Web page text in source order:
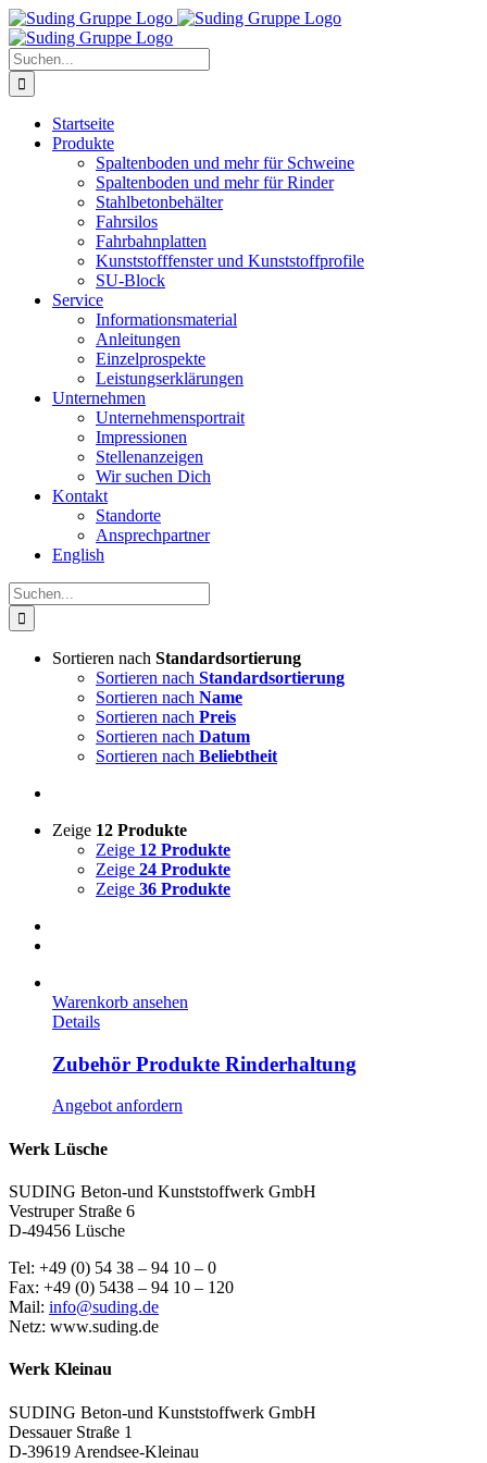
Zum
Inhalt
springen
Suche
nach:
Startseite
Produkte
Spaltenboden und mehr für Schweine
Spaltenboden und mehr für Rinder
Stahlbetonbehälter
Fahrsilos
Fahrbahnplatten
Kunststofffenster und Kunststoffprofile
SU-Block
Service
Informationsmaterial
Anleitungen
Einzelprospekte
Leistungserklärungen
Unternehmen
Unternehmensportrait
Impressionen
Stellenanzeigen
Wir suchen Dich
Kontakt
Standorte
Ansprechpartner
English
Suche
nach:
Sortieren nach Standardsortierung
Sortieren nach Standardsortierung
Sortieren nach Name
Sortieren nach Preis
Sortieren nach Datum
Sortieren nach Beliebtheit
Zeige 12 Produkte
Zeige 12 Produkte
Zeige 24 Produkte
Zeige 36 Produkte
Warenkorb ansehen
Details
Zubehör Produkte Rinderhaltung
Angebot anfordern
Werk Lüsche
SUDING Beton-und Kunststoffwerk GmbH
Vestruper Straße 6
D-49456 Lüsche
Tel: +49 (0) 54 38 – 94 10 – 0
Fax: +49 (0) 5438 – 94 10 – 120
Mail: info@suding.de
Netz: www.suding.de
Werk Kleinau
SUDING Beton-und Kunststoffwerk GmbH
Dessauer Straße 1
D-39619 Arendsee-Kleinau